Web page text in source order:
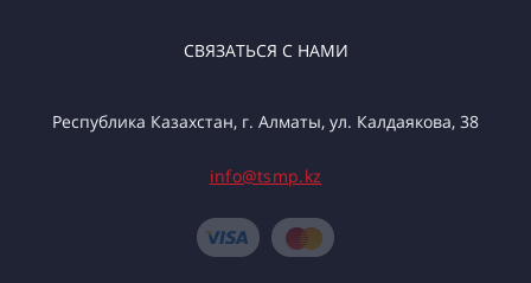
СВЯЗАТЬСЯ С НАМИ
Республика Казахстан, г. Алматы, ул. Калдаякова, 38
info@tsmp.kz